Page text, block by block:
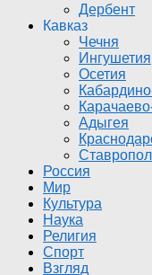
Дербент
Кавказ
Чечня
Ингушетия
Осетия
Адыгея
Россия
Мир
Культура
Наука
Религия
Спорт
Взгляд